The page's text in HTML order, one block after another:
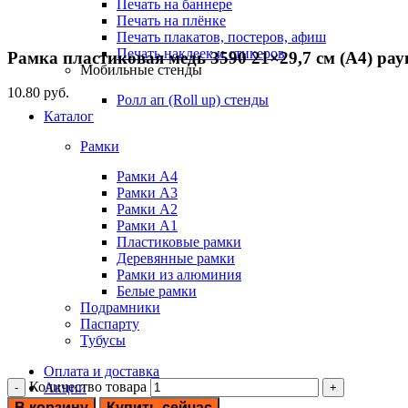
Печать на баннере
Печать на плёнке
Печать плакатов, постеров, афиш
Печать наклеек и стикеров
Мобильные стенды
Ролл ап (Roll up) стенды
Каталог
Рамки
Рамки А4
Рамки А3
Рамки А2
Рамки А1
Пластиковые рамки
Деревянные рамки
Рамки из алюминия
Белые рамки
Подрамники
Паспарту
Тубусы
Оплата и доставка
Акции
Блог
Рамка пластиковая медь 3590 21×29,7 см (А4)
10.80 руб.
Количество товара